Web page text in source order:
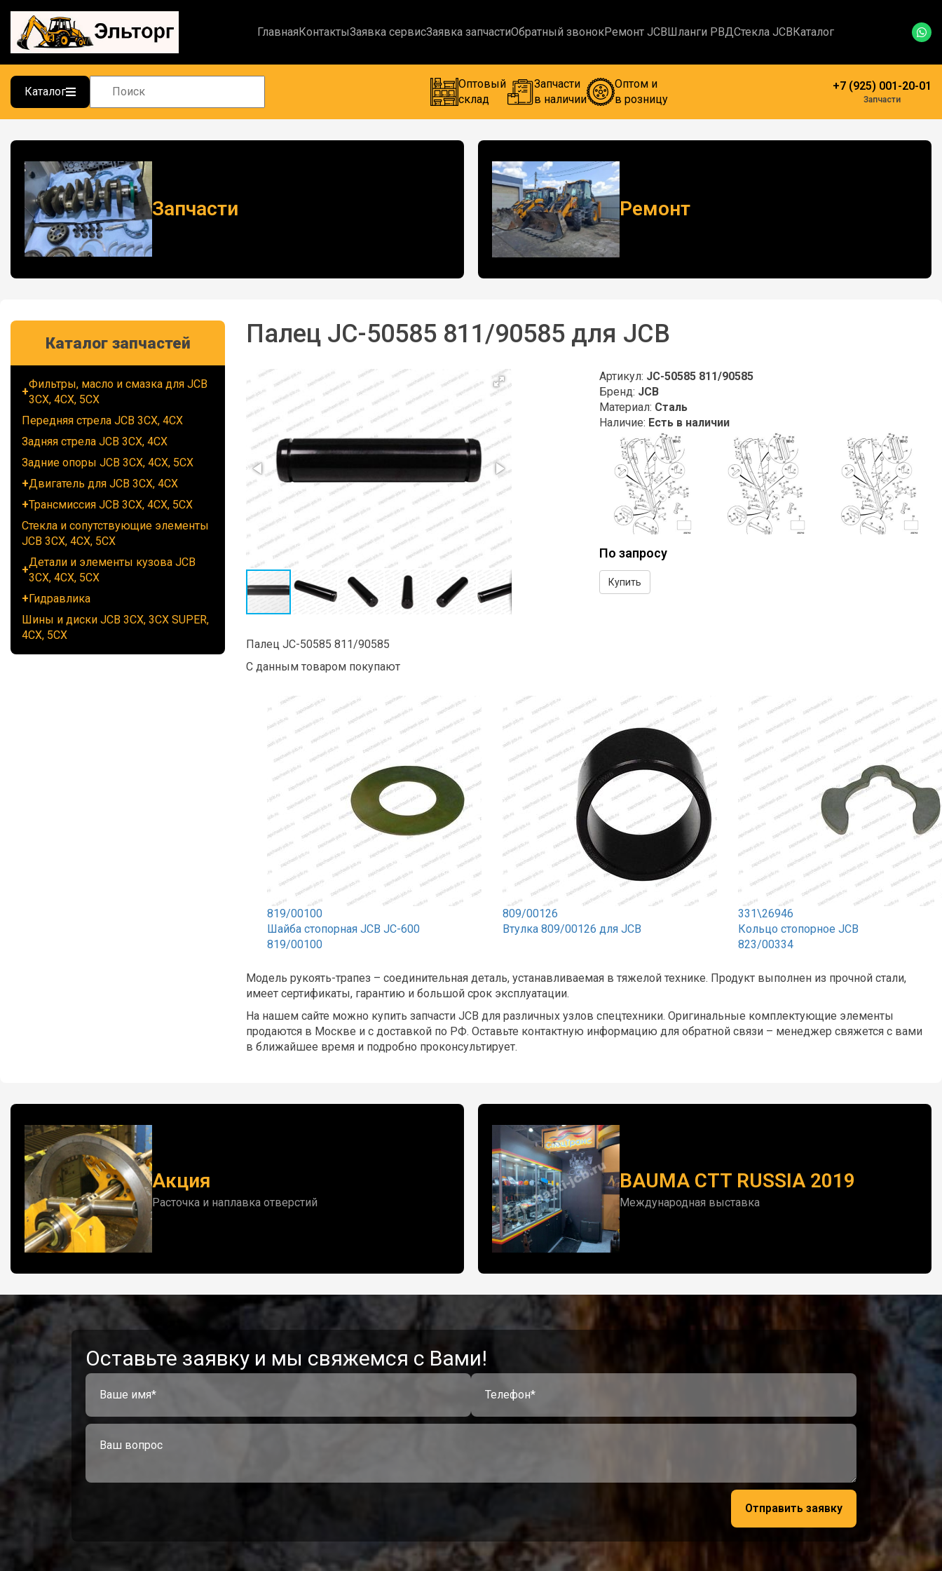
ГлавнаяКонтактыЗаявка сервисЗаявка запчастиОбратный звонокРемонт JCBШланги РВДСтекла JCBКаталог
Каталог
Оптовый
склад
Запчасти
в наличии
Оптом и
в розницу
+7 (925) 001-20-01
Запчасти
Запчасти Ремонт
Каталог запчастей
Фильтры, масло и смазка для JCB
3CX, 4CX, 5CX
Передняя стрела JCB 3CX, 4CX
Задняя стрела JCB 3CX, 4CX
Задние опоры JCB 3CX, 4CX, 5CX
Двигатель для JCB 3CX, 4CX
Трансмиссия JCB 3CX, 4CX, 5CX
Стекла и сопутствующие элементы
JCB 3CX, 4CX, 5CX
Детали и элементы кузова JCB
3CX, 4CX, 5CX
Гидравлика
Шины и диски JCB 3CX, 3CX SUPER,
4CX, 5CX
Палец JC-50585 811/90585 для JCB
Артикул: JC-50585 811/90585
Бренд: JCB
Материал: Сталь
Наличие: Есть в наличии
По запросу
Купить
Палец JC-50585 811/90585
С данным товаром покупают
819/00100
Шайба стопорная JCB JC-600
819/00100
809/00126
Втулка 809/00126 для JCB
331\26946
Кольцо стопорное JCB
823/00334
Модель рукоять-трапез – соединительная деталь, устанавливаемая в тяжелой технике. Продукт выполнен из прочной стали,
имеет сертификаты, гарантию и большой срок эксплуатации.
На нашем сайте можно купить запчасти JCB для различных узлов спецтехники. Оригинальные комплектующие элементы
продаются в Москве и с доставкой по РФ. Оставьте контактную информацию для обратной связи – менеджер свяжется с вами
в ближайшее время и подробно проконсультирует.
Акция
Расточка и наплавка отверстий
BAUMA CTT RUSSIA 2019
Международная выставка
Оставьте заявку и мы свяжемся с Вами!
Отправить заявку